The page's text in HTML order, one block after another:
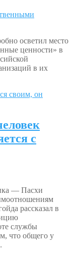
осветил место
ценности» в
в их
с
— Пасхи
рассказал в
службы
что общего у